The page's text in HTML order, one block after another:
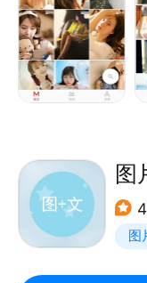
素材，为图片编辑
选择。
【视频抽帧】
P图、调色等编辑
=图像处理=
提供专业PS级图
更加简单高效。
图
图